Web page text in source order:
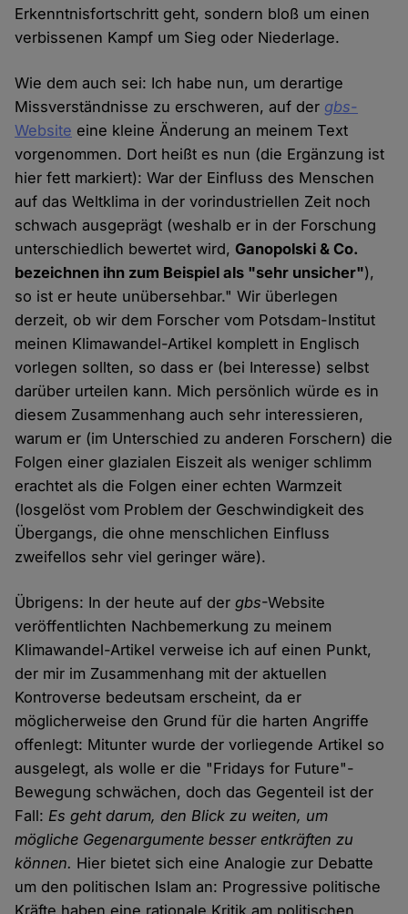
Erkenntnisfortschritt geht, sondern bloß um einen
verbissenen Kampf um Sieg oder Niederlage.
Wie dem auch sei: Ich habe nun, um derartige
Missverständnisse zu erschweren, auf der gbs-
Website eine kleine Änderung an meinem Text
vorgenommen. Dort heißt es nun (die Ergänzung ist
hier fett markiert): War der Einfluss des Menschen
auf das Weltklima in der vorindustriellen Zeit noch
schwach ausgeprägt (weshalb er in der Forschung
unterschiedlich bewertet wird,Ganopolski & Co.
bezeichnen ihn zum Beispiel als "sehr unsicher"),
so ist er heute unübersehbar." Wir überlegen
derzeit, ob wir dem Forscher vom Potsdam-Institut
meinen Klimawandel-Artikel komplett in Englisch
vorlegen sollten, so dass er (bei Interesse) selbst
darüber urteilen kann. Mich persönlich würde es in
diesem Zusammenhang auch sehr interessieren,
warum er (im Unterschied zu anderen Forschern) die
Folgen einer glazialen Eiszeit als weniger schlimm
erachtet als die Folgen einer echten Warmzeit
(losgelöst vom Problem der Geschwindigkeit des
Übergangs, die ohne menschlichen Einfluss
zweifellos sehr viel geringer wäre).
Übrigens: In der heute auf dergbs-Website
veröffentlichten Nachbemerkung zu meinem
Klimawandel-Artikel verweise ich auf einen Punkt,
der mir im Zusammenhang mit der aktuellen
Kontroverse bedeutsam erscheint, da er
möglicherweise den Grund für die harten Angriffe
offenlegt: Mitunter wurde der vorliegende Artikel so
ausgelegt, als wolle er die "Fridays for Future"-
Bewegung schwächen, doch das Gegenteil ist der
Fall:Es geht darum, den Blick zu weiten, um
mögliche Gegenargumente besser entkräften zu
können. Hier bietet sich eine Analogie zur Debatte
um den politischen Islam an: Progressive politische